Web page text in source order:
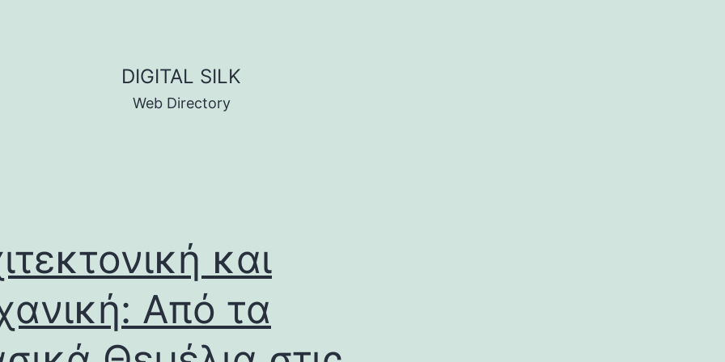
DIGITAL SILK
Web Directory
και
Από τα